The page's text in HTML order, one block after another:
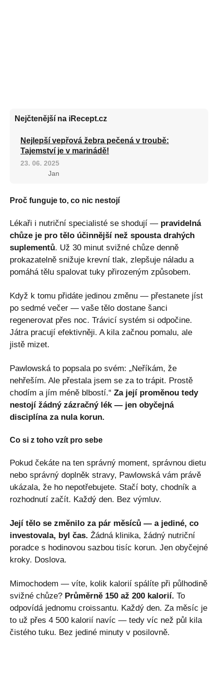
Nejčtenější na iRecept.cz
Nejlepší vepřová žebra pečená v troubě:
Tajemství je v marinádě!
23. 06. 2025
Jan
Proč funguje to, co nic nestojí
Lékaři i nutriční specialisté se shodují — pravidelná
chůze je pro tělo účinnější než spousta drahých
suplementů. Už 30 minut svižné chůze denně
prokazatelně snižuje krevní tlak, zlepšuje náladu a
pomáhá tělu spalovat tuky přirozeným způsobem.
Když k tomu přidáte jedinou změnu — přestanete jíst
po sedmé večer — vaše tělo dostane šanci
regenerovat přes noc. Trávicí systém si odpočine.
Játra pracují efektivněji. A kila začnou pomalu, ale
jistě mizet.
Pawlowská to popsala po svém: „Neříkám, že
nehřeším. Ale přestala jsem se za to trápit. Prostě
chodím a jím méně blbostí.“ Za její proměnou tedy
nestojí žádný zázračný lék — jen obyčejná
disciplína za nula korun.
Co si z toho vzít pro sebe
Pokud čekáte na ten správný moment, správnou dietu
nebo správný doplněk stravy, Pawlowská vám právě
ukázala, že ho nepotřebujete. Stačí boty, chodník a
rozhodnutí začít. Každý den. Bez výmluv.
Její tělo se změnilo za pár měsíců — a jediné, co
investovala, byl čas. Žádná klinika, žádný nutriční
poradce s hodinovou sazbou tisíc korun. Jen obyčejné
kroky. Doslova.
Mimochodem — víte, kolik kalorií spálíte při půlhodině
svižné chůze? Průměrně 150 až 200 kalorií. To
odpovídá jednomu croissantu. Každý den. Za měsíc je
to už přes 4 500 kalorií navíc — tedy víc než půl kila
čistého tuku. Bez jediné minuty v posilovně.